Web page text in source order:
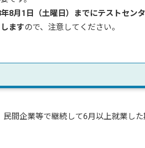
8月1日（土曜日）までにテストセン
ますので、注意してください。
間企業等で継続して6月以上就業し